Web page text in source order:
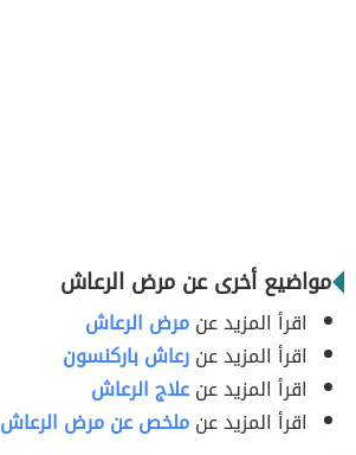
مواضيع أخرى عن مرض الرعاش
اقرأ المزيد عنمرض الرعاش
اقرأ المزيد عنرعاش باركنسون
اقرأ المزيد عنعلاج الرعاش
اقرأ المزيد عنملخص عن مرض الرعاش